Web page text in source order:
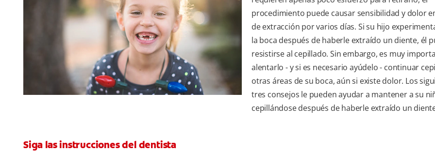
procedimiento puede causar sensibilidad y dolor
de extracción por varios días. Si su hijo
la boca después de haberle extraído un diente, él
resistirse al cepillado. Sin embargo, es muy
alentarlo - y si es necesario ayúdelo - continuar
otras áreas de su boca, aún si existe dolor. Los
tres consejos le pueden ayudar a mantener a su
cepillándose después de haberle extraído un
Siga las instrucciones del dentista